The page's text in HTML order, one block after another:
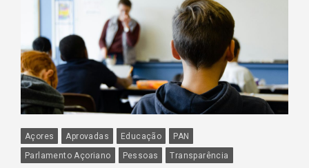
Açores Aprovadas Educação
PAN
Parlamento Açoriano
Pessoas Transparência